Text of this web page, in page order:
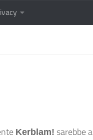
Kerblam! sarebbe